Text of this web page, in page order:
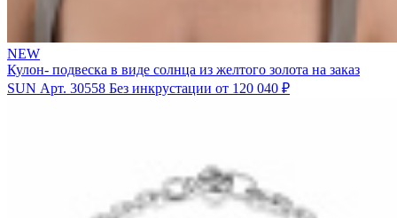
NEW
Кулон- подвеска в виде солнца из желтого золота на заказ
SUN Арт. 30558 Без инкрустации от 120 040 ₽